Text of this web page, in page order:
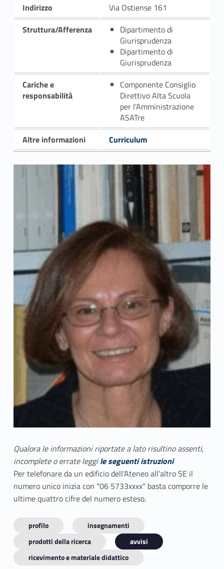
Indirizzo
Via Ostiense 161
Struttura/Afferenza
Dipartimento di
Giurisprudenza
Dipartimento di
Giurisprudenza
Cariche e
responsabilità
Componente Consiglio
Direttivo Alta Scuola
per l’Amministrazione
ASATre
Altre informazioni
Curriculum
Qualora le informazioni riportate a lato risultino assenti,
incomplete o errate leggile seguenti istruzioni
Per telefonare da un edificio dell'Ateneo all'altro SE il
numero unico inizia con "06 5733xxxx" basta comporre le
ultime quattro cifre del numero esteso.
profilo
insegnamenti
prodotti della ricerca
avvisi
ricevimento e materiale didattico